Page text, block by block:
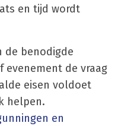
en tijd wordt
de benodigde
evenement de vraag
eisen voldoet
helpen.
en